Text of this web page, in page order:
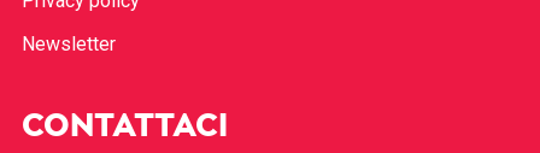
Newsletter
CONTATTACI